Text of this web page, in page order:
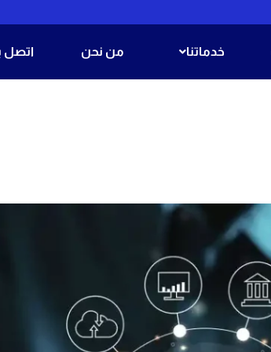
خدماتنا من نحن اتصل